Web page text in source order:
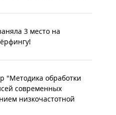
3 место на
"Методика обработки
современных
низкочастотной